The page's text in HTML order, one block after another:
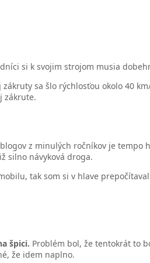
si k svojim strojom musia
sa šlo rýchlosťou okolo 40
zákrute.
z minulých ročníkov je
silno návyková droga.
tak som si v hlave
špici. Problém bol, že tentokrát to
že idem naplno.